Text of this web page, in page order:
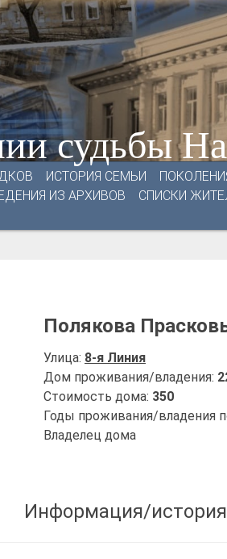
судьбы
ИСТОРИЯ СЕМЬИ
ИЗ АРХИВОВ СПИСКИ
Полякова
Улица: 8-я Линия
Дом проживания/владения:
Стоимость дома: 350
Годы проживания/владения
Владелец дома
Информация/